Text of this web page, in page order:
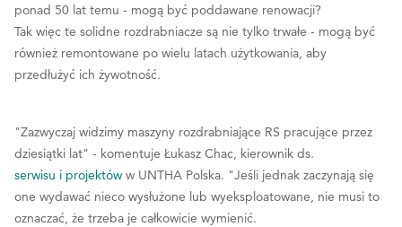
ponad 50 lat temu - mogą być poddawane renowacji?
Tak więc te solidne rozdrabniacze są nie tylko trwałe - mogą być
również remontowane po wielu latach użytkowania, aby
przedłużyć ich żywotność.
"Zazwyczaj widzimy maszyny rozdrabniające RS pracujące przez
dziesiątki lat" - komentuje Łukasz Chac, kierownik ds.
serwisu i projektów w UNTHA Polska. "Jeśli jednak zaczynają się
one wydawać nieco wysłużone lub wyeksploatowane, nie musi to
oznaczać, że trzeba je całkowicie wymienić.